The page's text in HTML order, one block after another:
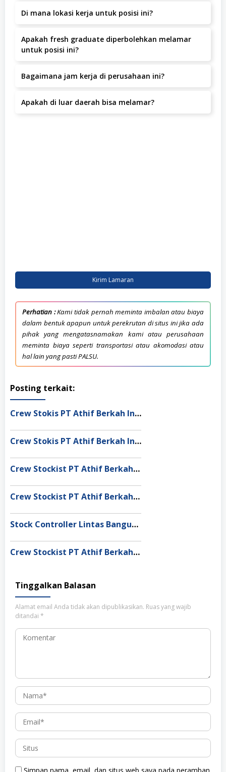
Di mana lokasi kerja untuk posisi ini?
Jakarta Utara, Jakarta Utara.
Apakah fresh graduate diperbolehkan melamar
untuk posisi ini?
pengalaman.
Bagaimana jam kerja di perusahaan ini?
Apakah di luar daerah bisa melamar?
Kirim Lamaran
Perhatian :Kami tidak pernah meminta imbalan atau biaya
dalam bentuk apapun untuk perekrutan di situs ini jika ada
pihak yang mengatasnamakan kami atau perusahaan
meminta biaya seperti transportasi atau akomodasi atau
hal lain yang pasti PALSU.
Posting terkait:
Crew Stokis PT Athif Berkah Indonesia Dumai
Crew Stokis PT Athif Berkah Indonesia Palangka Raya
Crew Stockist PT Athif Berkah Indonesia Banda Aceh
Crew Stockist PT Athif Berkah Indonesia Muaro Jambi
Stock Controller Lintas Bangun Nusantara Semarang
Crew Stockist PT Athif Berkah Indonesia Medan
Tinggalkan Balasan
Alamat email Anda tidak akan dipublikasikan. Ruas yang wajib
ditandai *